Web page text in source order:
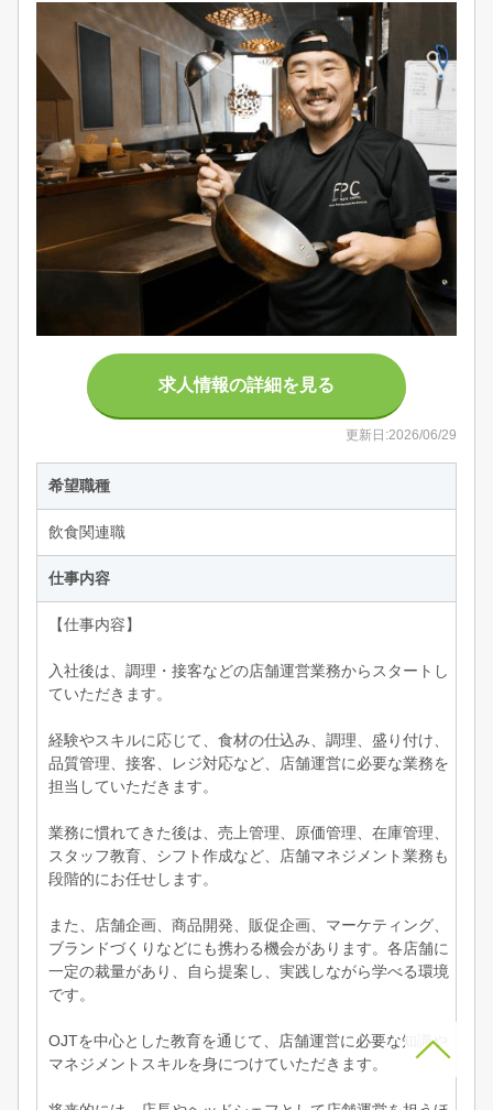
希望職種
飲食関連職
仕事内容
【仕事内容】
入社後は、調理・接客などの店舗運営業務からスタートし
ていただきます。
経験やスキルに応じて、食材の仕込み、調理、盛り付け、
品質管理、接客、レジ対応など、店舗運営に必要な業務を
担当していただきます。
業務に慣れてきた後は、売上管理、原価管理、在庫管理、
スタッフ教育、シフト作成など、店舗マネジメント業務も
段階的にお任せします。
また、店舗企画、商品開発、販促企画、マーケティング、
ブランドづくりなどにも携わる機会があります。各店舗に
一定の裁量があり、自ら提案し、実践しながら学べる環境
です。
OJTを中心とした教育を通じて、店舗運営に必要な知識や
マネジメントスキルを身につけていただきます。
求人情報の詳細を見る
更新日:2026/06/29